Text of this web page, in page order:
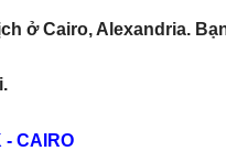
ở Cairo, Alexandria.
- CAIRO